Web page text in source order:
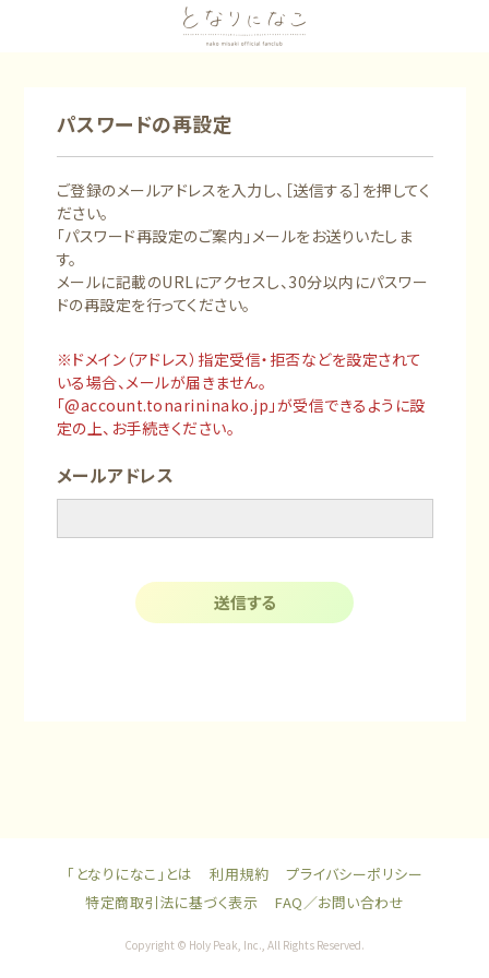
パスワードの再設定
ご登録のメールアドレスを入力し、［送信する］を押してく
ださい。
「パスワード再設定のご案内」メールをお送りいたしま
す。
メールに記載のURLにアクセスし、30分以内にパスワー
ドの再設定を行ってください。
※ドメイン（アドレス）指定受信・拒否などを設定されて
いる場合、メールが届きません。
「@account.tonarininako.jp」が受信できるように設
定の上、お手続きください。
メールアドレス
送信する
「となりになこ」とは 利用規約
プライバシーポリシー
特定商取引法に基づく表示
FAQ／お問い合わせ
Copyright © Holy Peak, Inc., All Rights Reserved.